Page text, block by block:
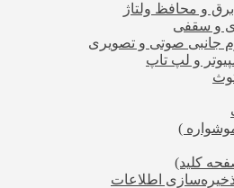
و محافظ ولتاژ
و سقفی
جانبی صوتی و تصویری
و لپ تاپ
)
کلید)
اطلاعات